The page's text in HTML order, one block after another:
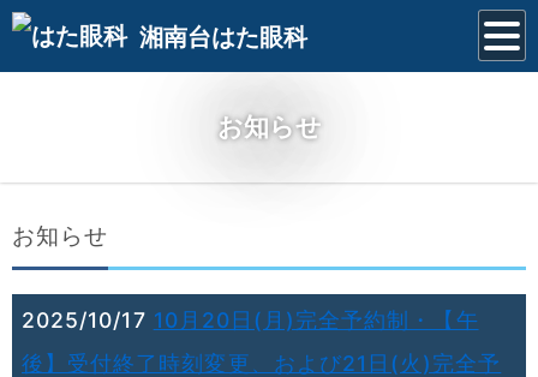
湘南台はた眼科
お知らせ
お知らせ
2025/10/17 10月20日(月)完全予約制・【午
後】受付終了時刻変更、および21日(火)完全予